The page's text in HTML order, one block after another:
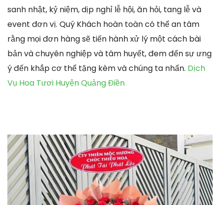
sanh nhật, kỷ niệm, dịp nghỉ lễ hội, ăn hỏi, tang lễ và
event đơn vị. Quý Khách hoàn toàn có thể an tâm
rằng mọi đơn hàng sẽ tiến hành xử lý một cách bài
bản và chuyên nghiệp và tâm huyết, đem đến sự ưng
ý đến khắp cơ thể tặng kèm và chúng ta nhấn. Dịch
Vụ Hoa Tươi Huyện Quảng Điền